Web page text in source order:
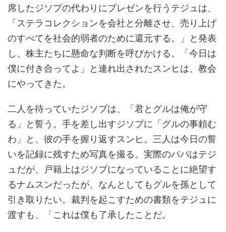
席したジソプの代わりにプレゼンを行うテジュは、
「ステラコレクションを会社と分離させ、売り上げ
のすべてを社会的弱者のために還元する。」と発表
し、株主たちに懸命な判断を呼びかける。「今日は
僕に付き合ってよ」と連れ出されたスンヒは、教会
にやってきた。
二人を待っていたジソプは、「君とグルは俺が守
る」と誓う。手を差し出すジソプに「グルの事頼む
わ」と、彼の手を握り返すスンヒ。三人は今日の誓
いを記録に残すため写真を撮る。実際のパパはテジ
ュだが、戸籍上はジソプになっていることに絶望す
るナムスンだったが、なんとしてもグルを孫として
引き取りたい。裁判を起こすための書類をテジュに
渡すも、「これは僕も了承したことだ。